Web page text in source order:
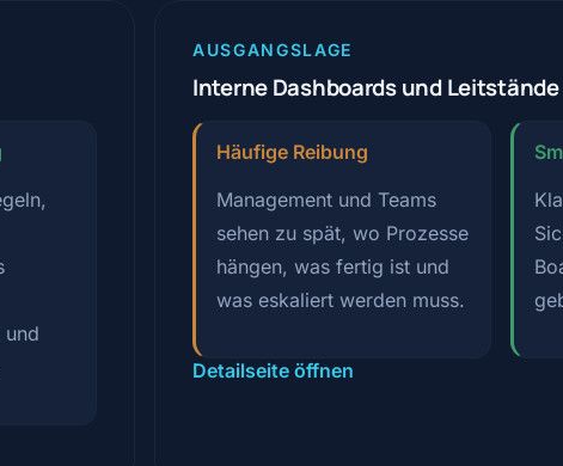
und
AUSGANGSLAGE
Interne Dashboards und Leitstände
Häufige Reibung
Management und Teams
sehen zu spät, wo Prozesse
hängen, was fertig ist und
was eskaliert werden muss.
Detailseite öffnen